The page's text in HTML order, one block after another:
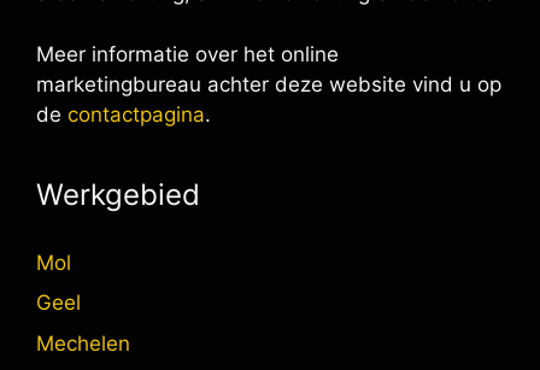
Meer informatie over het online
marketingbureau achter deze website vind u op
de contactpagina.
Werkgebied
Mol
Geel
Mechelen